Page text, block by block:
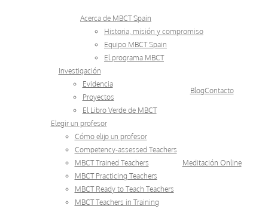
Acerca de MBCT Spain
Historia, misión y compromiso
Equipo MBCT Spain
El programa MBCT
Investigación
Evidencia
Proyectos
El Libro Verde de MBCT
BlogContacto
Elegir un profesor
Cómo elijo un profesor
Competency-assessed Teachers
MBCT Trained Teachers
MBCT Practicing Teachers
MBCT Ready to Teach Teachers
MBCT Teachers in Training
Meditación Online